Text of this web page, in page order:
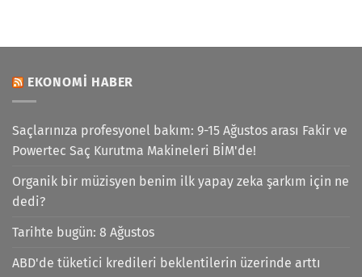
EKONOMI HABER
Saçlarınıza profesyonel bakım: 9-15 Ağustos arası Fakir ve
Powertec Saç Kurutma Makineleri BİM'de!
Organik bir müzisyen benim ilk yapay zeka şarkım için ne
dedi?
Tarihte bugün: 8 Ağustos
ABD'de tüketici kredileri beklentilerin üzerinde arttı